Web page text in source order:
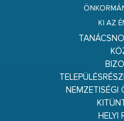
KI AZ
NEMZETISÉGI
HELYI